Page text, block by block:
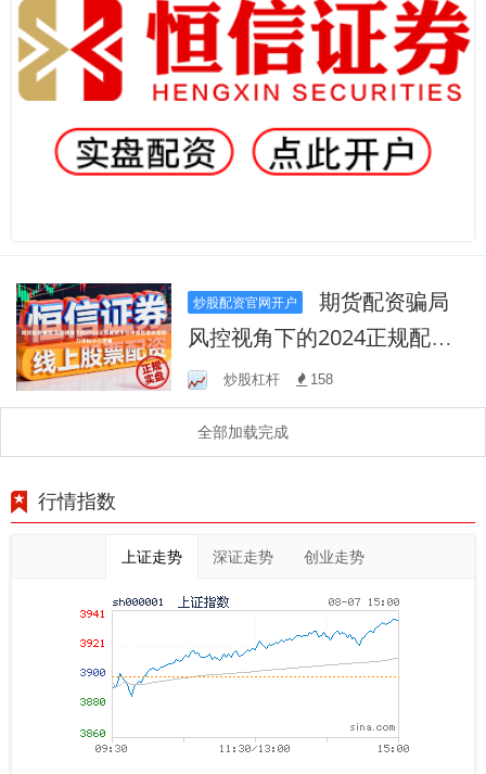
炒股配资官网开户
期货配资骗局
风控视角下的2024正规配资
平台净值回撤修复能力评估
从心理偏
炒股杠杆 158
全部加载完成
行情指数
上证走势 深证走势 创业走势